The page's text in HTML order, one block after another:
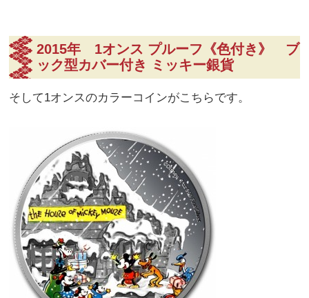
2015年 1オンス プルーフ《色付き》 ブ
ック型カバー付き ミッキー銀貨
そして1オンスのカラーコインがこちらです。